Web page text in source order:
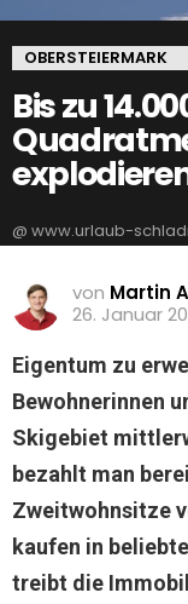
OBERSTEIERMARK
Bis zu
@ www.urlaub-
von Martin
26. Januar
Eigentum zu
Bewohnerinnen
Skigebiet
bezahlt man
Zweitwohnsitze
kaufen in
treibt die